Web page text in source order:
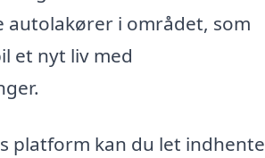
autolakører i området, som
et nyt liv med
platform kan du let indhente